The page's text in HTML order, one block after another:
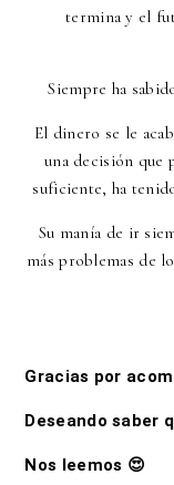
termina y el
Siempre ha
El dinero se le
una decisión que
suficiente, ha
Su manía de ir
más problemas de
Gracias por
Deseando saber
Nos leemos 😍